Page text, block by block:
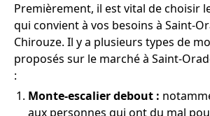
Premièrement, il est vital de choisir
qui convient à vos besoins à Saint-
Chirouze. Il y a plusieurs types de
proposés sur le marché à Saint-
:
Monte-escalier debout :
aux personnes qui ont du mal